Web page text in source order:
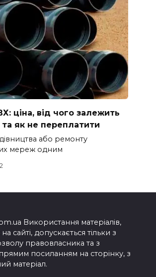
ціна, від чого залежить
та як не переплатити
або ремонту
мереж одним
Використання матеріалів,
сайті, допускається тільки з
правовласника та з
посиланням на сторінку, з
матеріал.